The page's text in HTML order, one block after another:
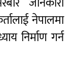
नेपालमा
निर्माण गर्न